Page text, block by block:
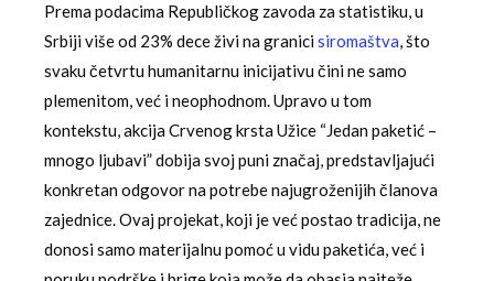
Prema podacima Republičkog zavoda za statistiku, u
Srbiji više od 23% dece živi na granicisiromaštva, što
svaku četvrtu humanitarnu inicijativu čini ne samo
plemenitom, već i neophodnom. Upravo u tom
kontekstu, akcija Crvenog krsta Užice “Jedan paketić –
mnogo ljubavi” dobija svoj puni značaj, predstavljajući
konkretan odgovor na potrebe najugroženijih članova
zajednice. Ovaj projekat, koji je već postao tradicija, ne
donosi samo materijalnu pomoć u vidu paketića, već i